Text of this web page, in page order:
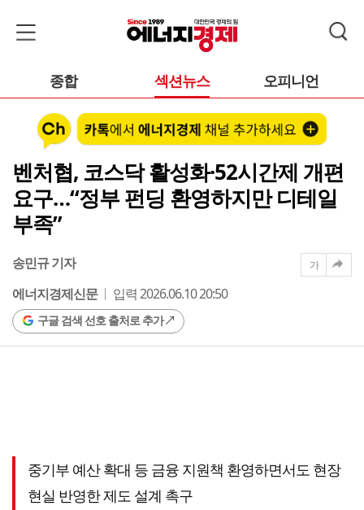
종합 섹션뉴스 오피니언
벤처협, 코스닥 활성화·52시간제 개편
요구…“정부 펀딩 환영하지만 디테일
부족”
송민규 기자
에너지경제신문
입력 2026.06.10 20:50
구글 검색 선호 출처로 추가
가
중기부 예산 확대 등 금융 지원책 환영하면서도 현장
현실 반영한 제도 설계 촉구